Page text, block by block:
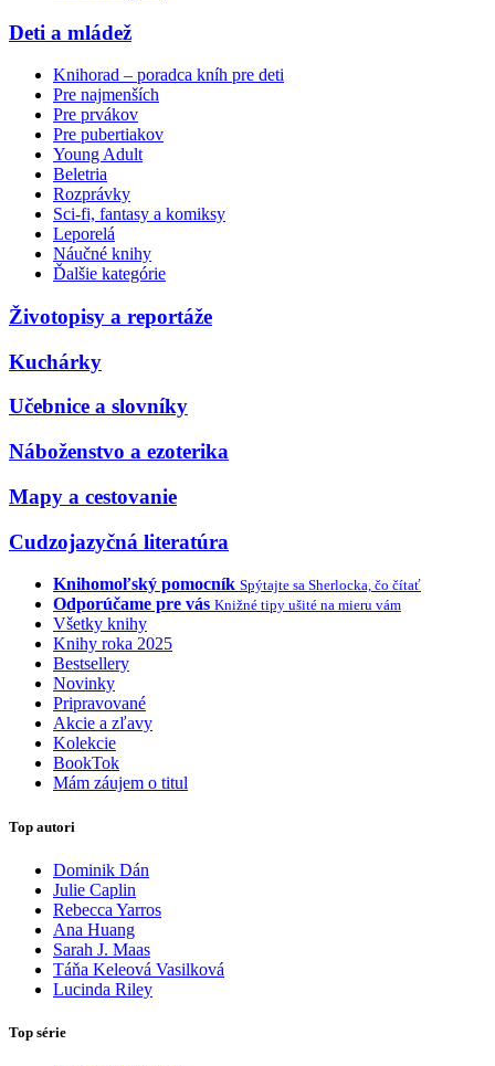
Deti a mládež
Knihorad – poradca kníh pre deti
Pre najmenších
Pre prvákov
Pre pubertiakov
Young Adult
Beletria
Rozprávky
Sci-fi, fantasy a komiksy
Leporelá
Náučné knihy
Ďalšie kategórie
Životopisy a reportáže
Kuchárky
Učebnice a slovníky
Náboženstvo a ezoterika
Mapy a cestovanie
Cudzojazyčná literatúra
Knihomoľský pomocník Spýtajte sa Sherlocka, čo čítať
Odporúčame pre vás Knižné tipy ušité na mieru vám
Všetky knihy
Knihy roka 2025
Bestsellery
Novinky
Pripravované
Akcie a zľavy
Kolekcie
BookTok
Mám záujem o titul
Top autori
Dominik Dán
Julie Caplin
Rebecca Yarros
Ana Huang
Sarah J. Maas
Táňa Keleová Vasilková
Lucinda Riley
Top série